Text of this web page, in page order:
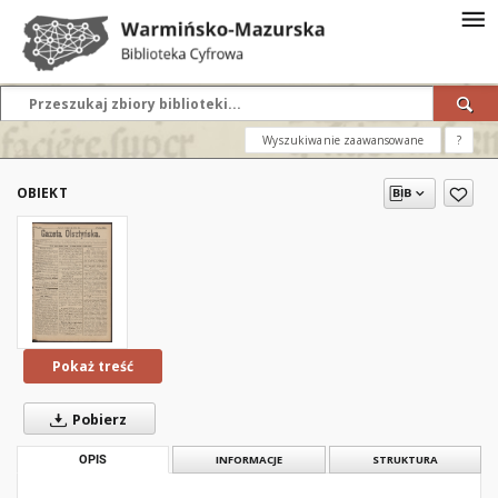
Wyszukiwanie zaawansowane ?
OBIEKT
Pokaż treść
Pobierz
OPIS INFORMACJE STRUKTURA